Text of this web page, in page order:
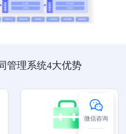
管理系统4大优势
微信咨询